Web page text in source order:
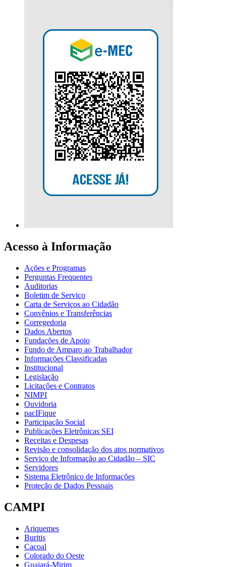
Acesso à Informação
Ações e Programas
Perguntas Frequentes
Auditorias
Boletim de Serviço
Carta de Serviços ao Cidadão
Convênios e Transferências
Corregedoria
Dados Abertos
Fundações de Apoio
Fundo de Amparo ao Trabalhador
Informações Classificadas
Institucional
Legislação
Licitações e Contratos
NIMPI
Ouvidoria
pacIFique
Participação Social
Publicações Eletrônicas SEI
Receitas e Despesas
Revisão e consolidação dos atos normativos
Serviço de Informação ao Cidadão – SIC
Servidores
Sistema Eletrônico de Informações
Proteção de Dados Pessoais
CAMPI
Ariquemes
Buritis
Cacoal
Colorado do Oeste
Guajará-Mirim